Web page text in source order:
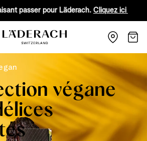
pour Läderach.Cliquez ici pour en
végane